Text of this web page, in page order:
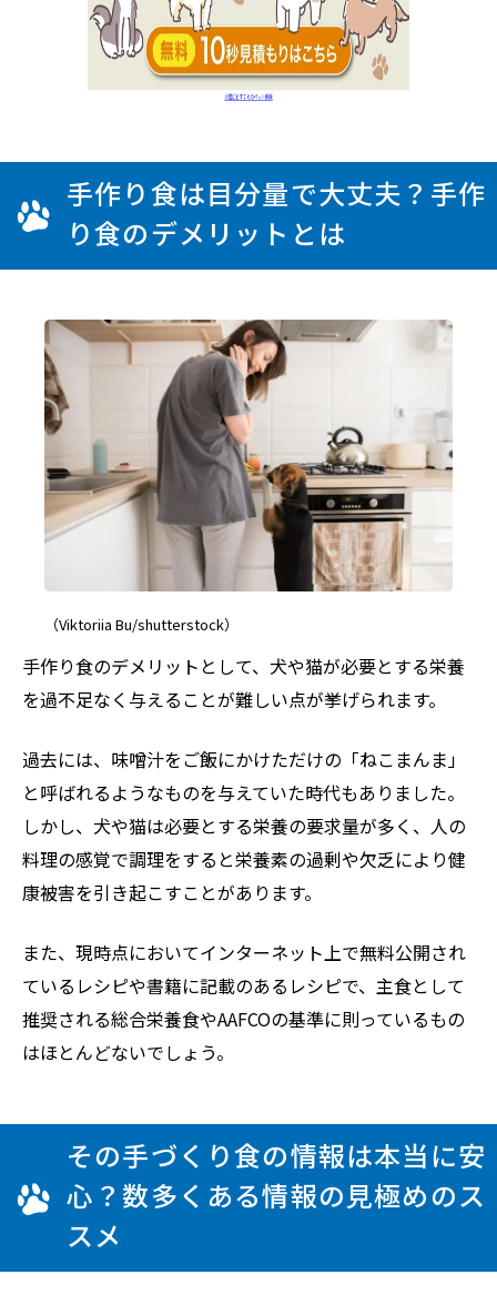
手作り食は目分量で大丈夫？手作
り食のデメリットとは
（Viktoriia Bu/shutterstock）
手作り食のデメリットとして、犬や猫が必要とする栄養
を過不足なく与えることが難しい点が挙げられます。
過去には、味噌汁をご飯にかけただけの「ねこまんま」
と呼ばれるようなものを与えていた時代もありました。
しかし、犬や猫は必要とする栄養の要求量が多く、人の
料理の感覚で調理をすると栄養素の過剰や欠乏により健
康被害を引き起こすことがあります。
また、現時点においてインターネット上で無料公開され
ているレシピや書籍に記載のあるレシピで、主食として
推奨される総合栄養食やAAFCOの基準に則っているもの
はほとんどないでしょう。
その手づくり食の情報は本当に安
心？数多くある情報の見極めのス
スメ